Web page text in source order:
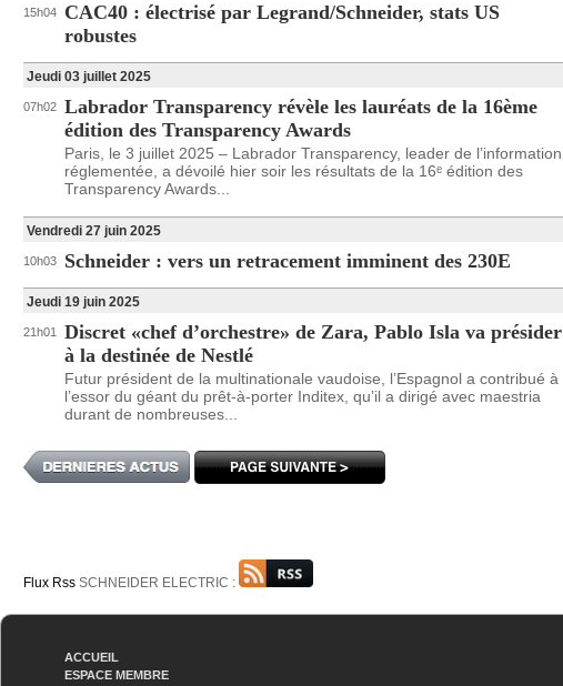
15h04
CAC40 : électrisé par Legrand/Schneider, stats US
robustes
Jeudi 03 juillet 2025
07h02 Labrador Transparency révèle les lauréats de la 16ème
édition des Transparency Awards
Paris, le 3 juillet 2025 – Labrador Transparency, leader de l’information
réglementée, a dévoilé hier soir les résultats de la 16ᵉ édition des
Transparency Awards...
Vendredi 27 juin 2025
10h03 Schneider : vers un retracement imminent des 230E
Jeudi 19 juin 2025
21h01
Discret «chef d’orchestre» de Zara, Pablo Isla va présider
à la destinée de Nestlé
Futur président de la multinationale vaudoise, l’Espagnol a contribué à
l’essor du géant du prêt-à-porter Inditex, qu’il a dirigé avec maestria
durant de nombreuses...
Flux Rss SCHNEIDER ELECTRIC :
ACCUEIL
ESPACE MEMBRE